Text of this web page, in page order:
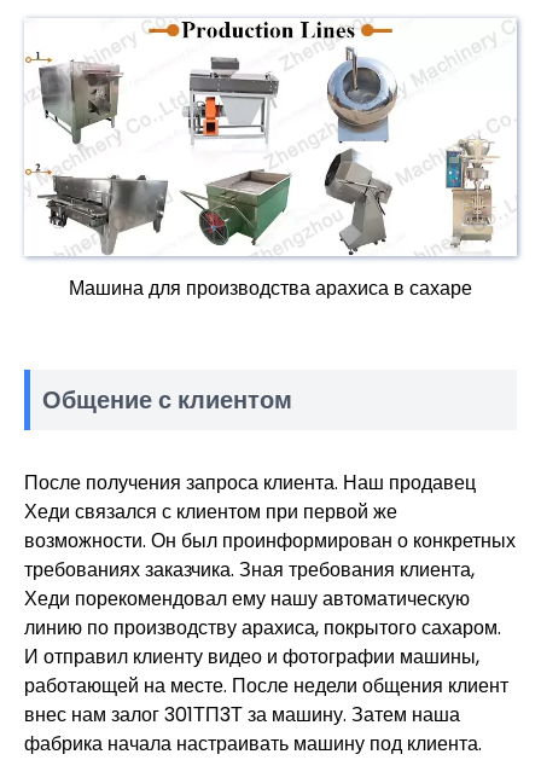
Машина для производства арахиса в сахаре
Общение с клиентом
После получения запроса клиента. Наш продавец
Хеди связался с клиентом при первой же
возможности. Он был проинформирован о конкретных
требованиях заказчика. Зная требования клиента,
Хеди порекомендовал ему нашу автоматическую
линию по производству арахиса, покрытого сахаром.
И отправил клиенту видео и фотографии машины,
работающей на месте. После недели общения клиент
внес нам залог 301ТП3Т за машину. Затем наша
фабрика начала настраивать машину под клиента.